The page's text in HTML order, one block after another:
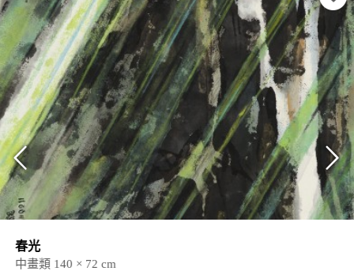
春光
中畫類 140 × 72 cm